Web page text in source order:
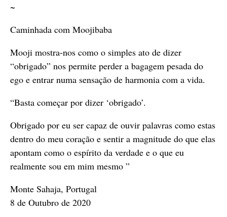
~
Caminhada com Moojibaba
Mooji mostra-nos como o simples ato de dizer
“obrigado” nos permite perder a bagagem pesada do
ego e entrar numa sensação de harmonia com a vida.
“Basta começar por dizer ‘obrigado’.
Obrigado por eu ser capaz de ouvir palavras como estas
dentro do meu coração e sentir a magnitude do que elas
apontam como o espírito da verdade e o que eu
realmente sou em mim mesmo ”
Monte Sahaja, Portugal
8 de Outubro de 2020